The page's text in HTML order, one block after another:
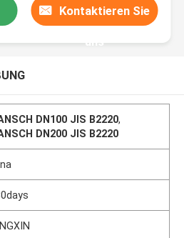
Kontaktieren Sie
uns
DN100 JIS B2220,
DN200 JIS B2220